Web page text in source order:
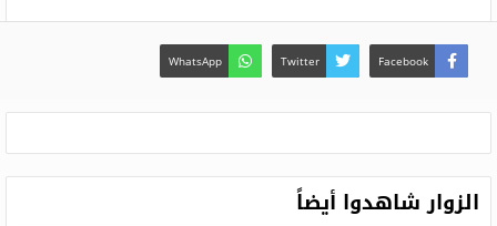
Facebook
Twitter
WhatsApp
الزوار شاهدوا أيضاً